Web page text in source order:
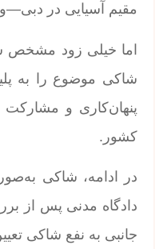
مقیم آسیایی در
اما خیلی زود مشخص
شاکی موضوع را به
پنهان‌کاری و
کشور.
در ادامه، شاکی
جانبی به نفع شاکی تعیین